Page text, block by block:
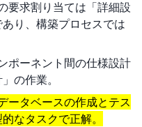
要求割り当ては「詳細設
り、構築プロセスでは
ポーネント間の仕様設計
の作業。
ータベースの作成とテス
なタスクで正解。